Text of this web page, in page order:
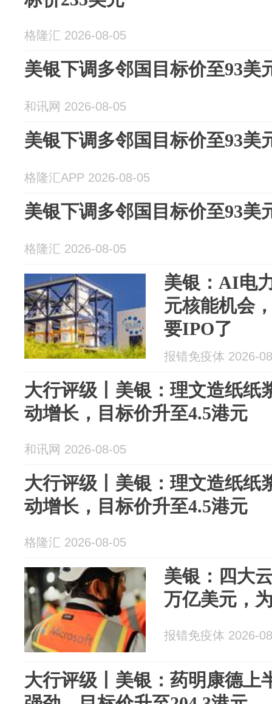
格隆汇 2026-08-05
美银下调多邻国目标价至93美
和讯网 2026-08-05
美银下调多邻国目标价至93美
格隆汇APP 2026-08-05
美银下调多邻国目标价至93美
格隆汇 2026-08-05
美银：AI电
元核能机会
要IPO了
报错免疫体 2026-
大行评级丨美银：理文造纸纸
动增长，目标价升至4.5港元
和讯网 2026-08-05
大行评级丨美银：理文造纸纸
动增长，目标价升至4.5港元
格隆汇 2026-08-05
美银：四大
万亿美元，
报错免疫体 2026-
大行评级丨美银：药明康德上